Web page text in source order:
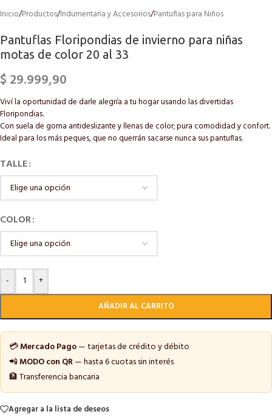
Inicio/Productos/Indumentaria y Accesorios/Pantuflas para Niños
Pantuflas Floripondias de invierno para niñas
motas de color 20 al 33
$ 29.999,90
Viví la oportunidad de darle alegría a tu hogar usando las divertidas
Floripondias.
Con suela de goma antideslizante y llenas de color; pura comodidad y confort.
Ideal para los más peques, que no querrán sacarse nunca sus pantuflas.
TALLE
COLOR
-
+
AÑADIR AL CARRITO
💳Mercado Pago— tarjetas de crédito y débito
📲MODO con QR— hasta 6 cuotas sin interés
🏦 Transferencia bancaria
Agregar a la lista de deseos